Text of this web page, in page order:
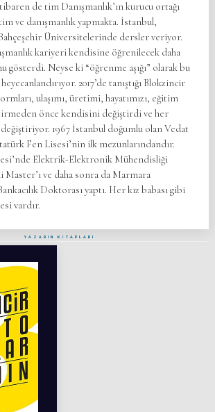
de tim Danışmanlık’ın kurucu ortağı
ve danışmanlık yapmakta. İstanbul,
Üniversitelerinde dersler veriyor.
kariyeri kendisine öğrenilecek daha
gösterdi. Neyse ki “öğrenme aşığı” olarak bu
2017’de tanıştığı Blokzincir
ulaşımı, üretimi, hayatımızı, eğitim
önce kendisini değiştirdi ve her
değiştiriyor. 1967 İstanbul doğumlu olan Vedat
Fen Lisesi’nin ilk mezunlarındandır.
Elektrik-Elektronik Mühendisliği
Master’ı ve daha sonra da Marmara
Doktorası yaptı. Her kız babası gibi
vardır.
YAZARIN KİTAPLARI